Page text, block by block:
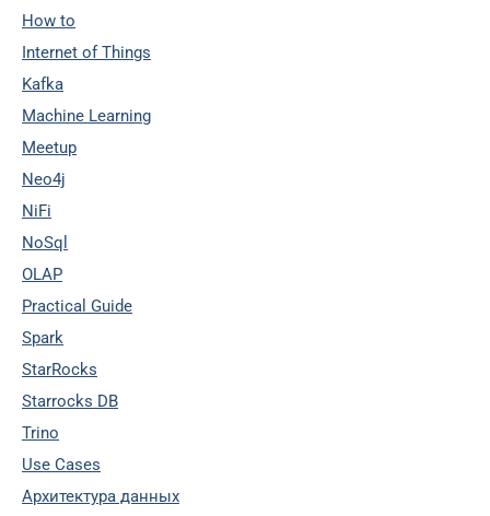
How to
Internet of Things
Kafka
Machine Learning
Meetup
Neo4j
NiFi
NoSql
OLAP
Practical Guide
Spark
StarRocks
Starrocks DB
Trino
Use Cases
Архитектура данных